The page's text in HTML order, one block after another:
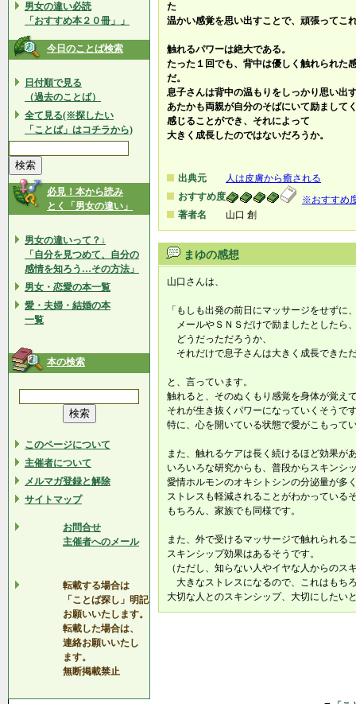
男女の違い必読
「おすすめ本２０冊」」
今日のことば検索
日付順で見る
（過去のことば）
全て見る(※探したい
「ことば」はコチラから)
必見！本から読み
とく「男女の違い」
男女の違いって？↓
「自分を見つめて、自分の
感情を知ろう…その方法」
男女・恋愛の本一覧
愛・夫婦・結婚の本
一覧
本の検索
このページについて
主催者について
メルマガ登録と解除
サイトマップ
お問合せ
主催者へのメール
転載する場合は
「ことば探し」明記
お願いいたします。
転載した場合は、
連絡お願いいたし
ます。
無断掲載禁止
た
温かい感覚を思い出すことで、頑張ってこ
触れるパワーは絶大である。
たった１回でも、背中は優しく触れられた
だ。
息子さんは背中の温もりをしっかり思い出
あたかも両親が自分のそばにいて励まして
感じることができ、それによって
大きく成長したのではないだろうか。
出典元
人は皮膚から癒される
おすすめ度
※おすすめ
著者名
山口 創
まゆの感想
山口さんは、
「もしも出発の前日にマッサージをせずに
メールやＳＮＳだけで励ましたとしたら
どうだっただろうか、
それだけで息子さんは大きく成長できた
と、言っています。
触れると、そのぬくもり感覚を身体が覚え
それが生き抜くパワーになっていくそうで
特に、心を開いている状態で愛がこもって
また、触れるケアは長く続けるほど効果が
いろいろな研究からも、普段からスキンシ
愛情ホルモンのオキシトシンの分泌量が多
ストレスも軽減されることがわかっている
もちろん、家族でも同様です。
また、外で受けるマッサージで触れられる
スキンシップ効果はあるそうです。
（ただし、知らない人やイヤな人からのス
大きなストレスになるので、これはもち
大切な人とのスキンシップ、大切にしたい